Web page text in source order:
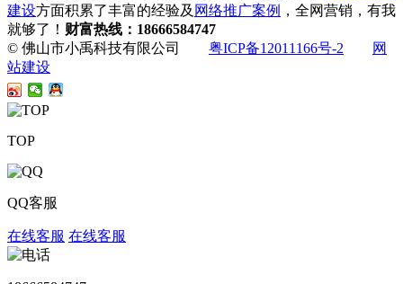
建设方面积累了丰富的经验及 网络推广案例 ，全网营销，有我
就够了！ 财富热线：18666584747
© 佛山市小禹科技有限公司 粤ICP备12011166号-2
网
站建设
TOP
QQ客服
在线客服 在线客服